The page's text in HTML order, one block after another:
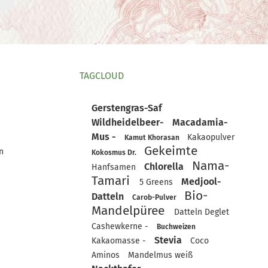
TAGCLOUD
Gerstengras-Saf
Wildheidelbeer-
Macadamia-
Mus -
Kamut Khorasan Kakaopulver
Kokosmus Dr. Gekeimte
Hanfsamen Chlorella
Nama-
Tamari
5 Greens
Medjool-
Datteln
Carob-Pulver
Bio-
Mandelpüree
Datteln Deglet
Cashewkerne -
Buchweizen
Kakaomasse - Stevia
Coco
Aminos
Mandelmus weiß